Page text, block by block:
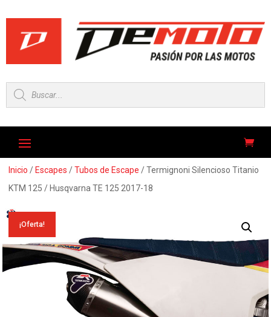
Búsqueda
de
productos
Inicio / Escapes /Tubos de Escape / Termignoni Silencioso Titanio
KTM 125 / Husqvarna TE 125 2017-18
¡Oferta!